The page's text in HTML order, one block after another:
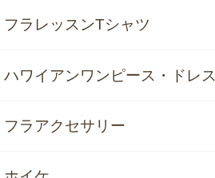
フラレッスンTシャツ
ハワイアンワンピース・ドレス
フラアクセサリー